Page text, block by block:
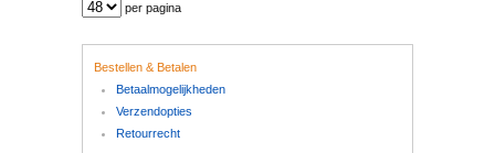
per pagina
Bestellen & Betalen
Betaalmogelijkheden
Verzendopties
Retourrecht